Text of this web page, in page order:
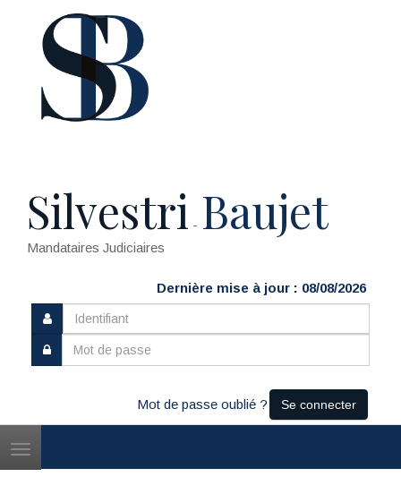
Silvestri - Baujet
Mandataires Judiciaires
Dernière mise à jour : 08/08/2026
Mot de passe oublié ? Se connecter
Toggle